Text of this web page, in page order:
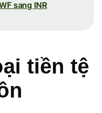
sang INR
tiền tệ